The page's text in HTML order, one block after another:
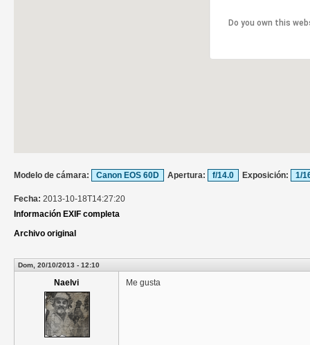
Do you own this
Modelo de cámara: Canon EOS 60D Apertura: f/14.0 Exposición: 1/
Fecha: 2013-10-18T14:27:20
Información EXIF completa
Archivo original
Dom, 20/10/2013 - 12:10
Naelvi Me gusta